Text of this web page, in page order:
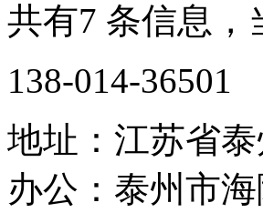
共有7 条信息，
138-014-36501
地址：江苏省
办公：泰州市